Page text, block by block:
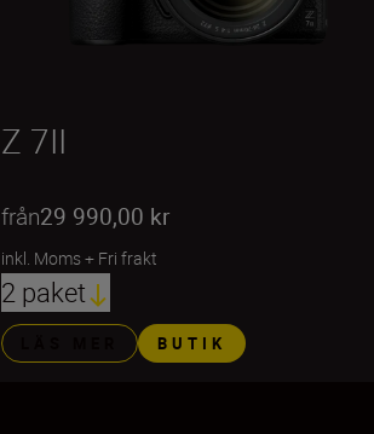
Z 7II
från29 990,00 kr
inkl. Moms+ Fri frakt
2 paket
BUTIK